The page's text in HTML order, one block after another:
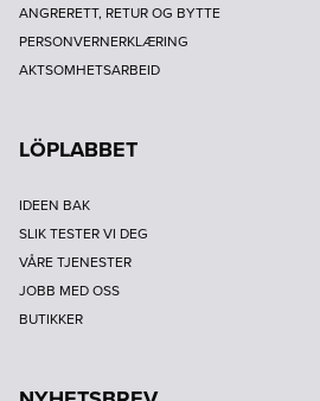
ANGRERETT, RETUR OG BYTTE
PERSONVERNERKLÆRING
AKTSOMHETSARBEID
LÖPLABBET
IDEEN BAK
SLIK TESTER VI DEG
VÅRE TJENESTER
JOBB MED OSS
BUTIKKER